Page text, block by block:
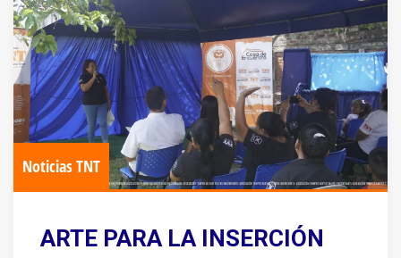
Noticias TNT
ARTE PARA LA INSERCIÓN